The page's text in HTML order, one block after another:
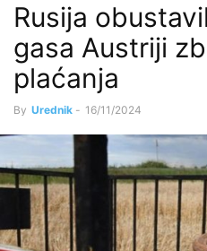
Rusija
gasa Austriji
plaćanja
By Urednik - 16/11/2024